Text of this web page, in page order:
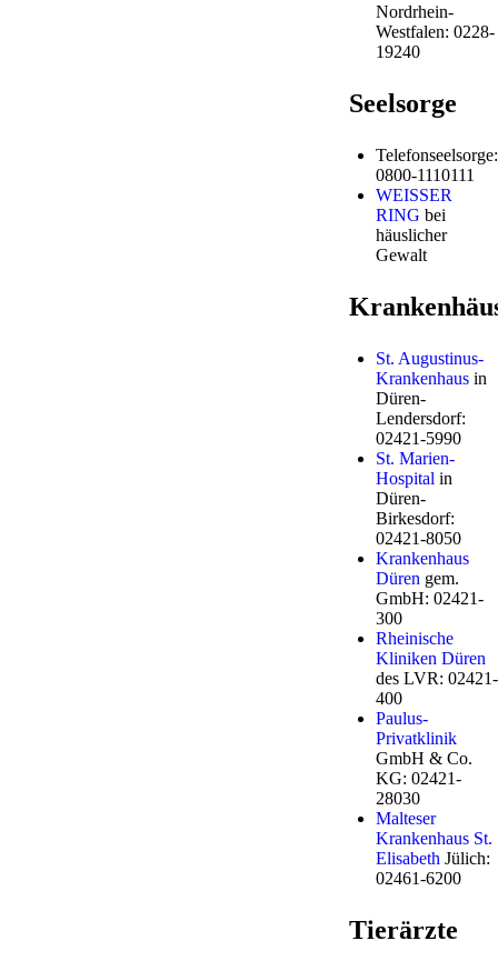
Nordrhein-
Westfalen: 0228-
19240
Seelsorge
Telefonseelsorge:
0800-1110111
WEISSER
RING bei
häuslicher
Gewalt
St. Augustinus-
Krankenhausin
Düren-
Lendersdorf:
02421-5990
St. Marien-
Hospital in
Düren-
Birkesdorf:
02421-8050
Krankenhaus
Düren gem.
GmbH: 02421-
300
Rheinische
Kliniken Düren
des LVR: 02421-
400
Paulus-
Privatklinik
GmbH & Co.
KG: 02421-
28030
Malteser
Krankenhaus St.
Elisabeth Jülich:
02461-6200
Tierärzte